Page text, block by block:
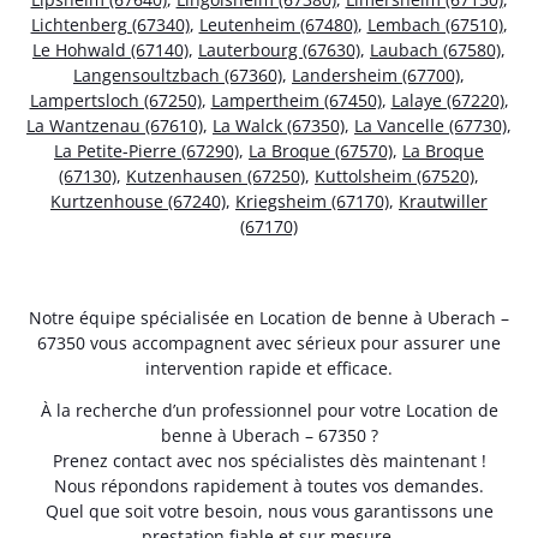
Lichtenberg (67340), Leutenheim (67480), Lembach (67510),
Le Hohwald (67140), Lauterbourg (67630), Laubach (67580),
Langensoultzbach (67360), Landersheim (67700),
Lampertsloch (67250), Lampertheim (67450), Lalaye (67220),
La Wantzenau (67610), La Walck (67350), La Vancelle (67730),
La Petite-Pierre (67290), La Broque (67570), La Broque
(67130), Kutzenhausen (67250), Kuttolsheim (67520),
Kurtzenhouse (67240), Kriegsheim (67170), Krautwiller
(67170)
Notre équipe spécialisée en Location de benne à Uberach –
67350 vous accompagnent avec sérieux pour assurer une
intervention rapide et efficace.
À la recherche d’un professionnel pour votre Location de
benne à Uberach – 67350 ?
Prenez contact avec nos spécialistes dès maintenant !
Nous répondons rapidement à toutes vos demandes.
Quel que soit votre besoin, nous vous garantissons une